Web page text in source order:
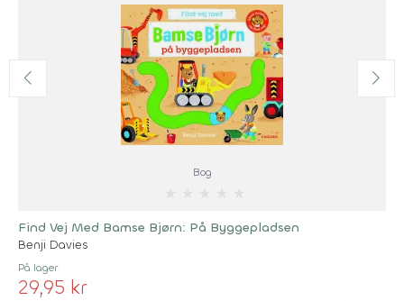
Bog
Find Vej Med Bamse Bjørn: På Byggepladsen
Benji Davies
På lager
29,95 kr